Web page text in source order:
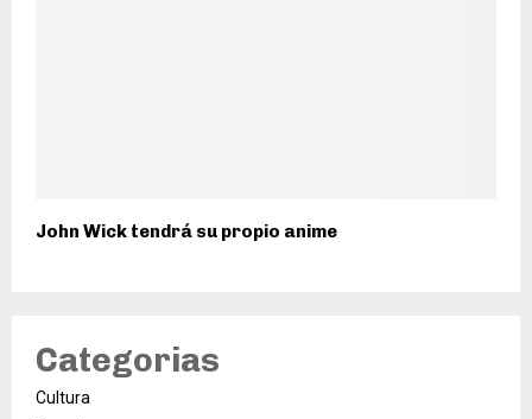
John Wick tendrá su propio anime
Categorias
Cultura